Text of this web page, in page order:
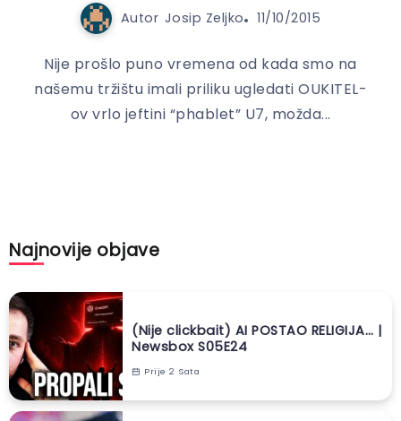
Autor Josip Zeljko 11/10/2015
Nije prošlo puno vremena od kada smo na
našemu tržištu imali priliku ugledati OUKITEL-
ov vrlo jeftini “phablet” U7, možda...
Najnovije objave
(Nije clickbait) AI POSTAO RELIGIJA… |
Newsbox S05E24
Prije 2 Sata